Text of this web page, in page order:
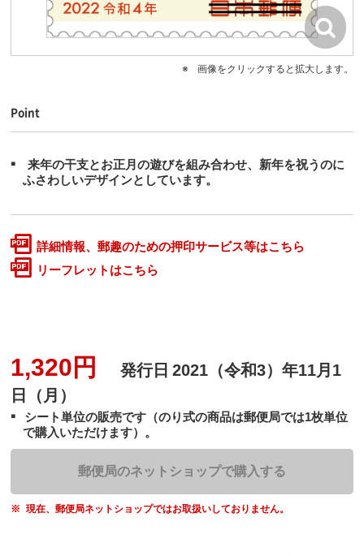
画像をクリックすると拡大します。
Point
来年の干支とお正月の遊びを組み合わせ、新年を祝うのに
ふさわしいデザインとしています。
詳細情報、郵趣のための押印サービス等はこちら
リーフレットはこちら
1,320円 発行日 2021（令和3）年11月1
日（月）
シート単位の販売です（のり式の商品は郵便局では1枚単位
で購入いただけます）。
郵便局のネットショップで購入する
現在、郵便局ネットショップではお取扱いしておりません。